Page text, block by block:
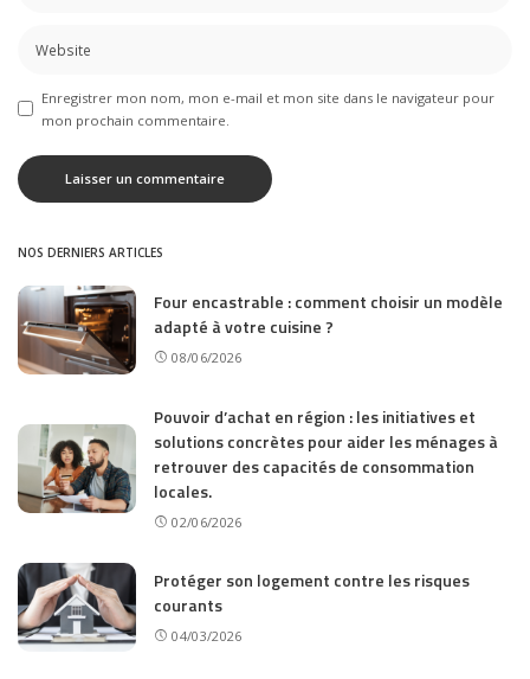
Enregistrer mon nom, mon e-mail et mon site dans le navigateur pour
mon prochain commentaire.
NOS DERNIERS ARTICLES
Four encastrable : comment choisir un modèle
adapté à votre cuisine ?
08/06/2026
Pouvoir d’achat en région : les initiatives et
solutions concrètes pour aider les ménages à
retrouver des capacités de consommation
locales.
02/06/2026
Protéger son logement contre les risques
courants
04/03/2026